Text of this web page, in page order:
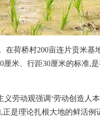
荷桥村200亩连片贡米基
米、行距30厘米的标准,是
劳动观强调‘劳动创造人
正是理论扎根大地的鲜活例